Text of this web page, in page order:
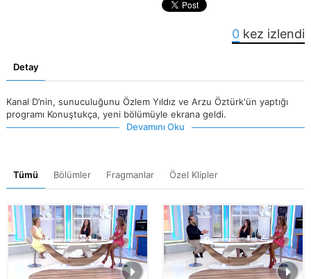
0 kez izlendi
Detay
Kanal D’nin, sunuculuğunu Özlem Yıldız ve Arzu Öztürk'ün yaptığı
programı Konuştukça, yeni bölümüyle ekrana geldi.
Devamını Oku
Tümü Bölümler Fragmanlar Özel Klipler